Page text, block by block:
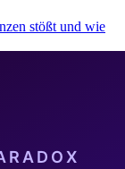
stößt und wie